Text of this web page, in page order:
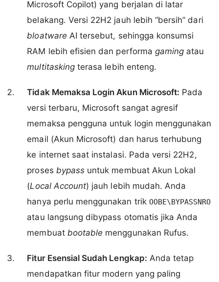
Microsoft Copilot) yang berjalan di latar
belakang. Versi 22H2 jauh lebih “bersih” dari
bloatware AI tersebut, sehingga konsumsi
RAM lebih efisien dan performa gaming atau
multitasking terasa lebih enteng.
Tidak Memaksa Login Akun Microsoft: Pada
versi terbaru, Microsoft sangat agresif
memaksa pengguna untuk login menggunakan
email (Akun Microsoft) dan harus terhubung
ke internet saat instalasi. Pada versi 22H2,
proses bypass untuk membuat Akun Lokal
(Local Account) jauh lebih mudah. Anda
hanya perlu menggunakan trik OOBE\BYPASSNRO
atau langsung dibypass otomatis jika Anda
membuat bootable menggunakan Rufus.
Fitur Esensial Sudah Lengkap: Anda tetap
mendapatkan fitur modern yang paling